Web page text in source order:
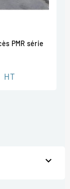
PMR série
HT
